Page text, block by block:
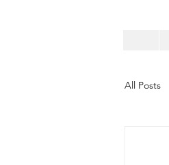
All Posts